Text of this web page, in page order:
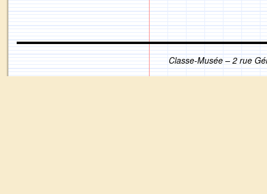
Classe-Musée – 2 rue